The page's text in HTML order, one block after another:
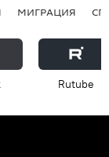
МИГРАЦИЯ
Rutube